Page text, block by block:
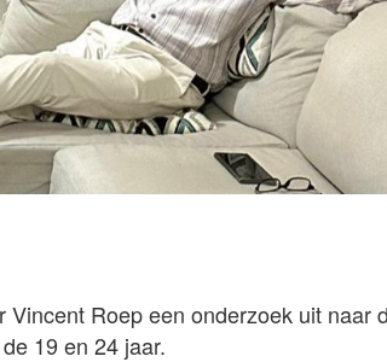
Roep een onderzoek uit naar
19 en 24 jaar.